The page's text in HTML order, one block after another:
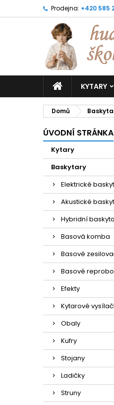
Prodejna: +420 585
KYTARY
Domů
ÚVODNÍ STRÁNKA
Kytary
Baskytary
Elektrické
Akustické
Hybridní
Basová komba
Basové
Basové
Efekty
Kytarové
Obaly
Kufry
Stojany
Ladičky
Struny